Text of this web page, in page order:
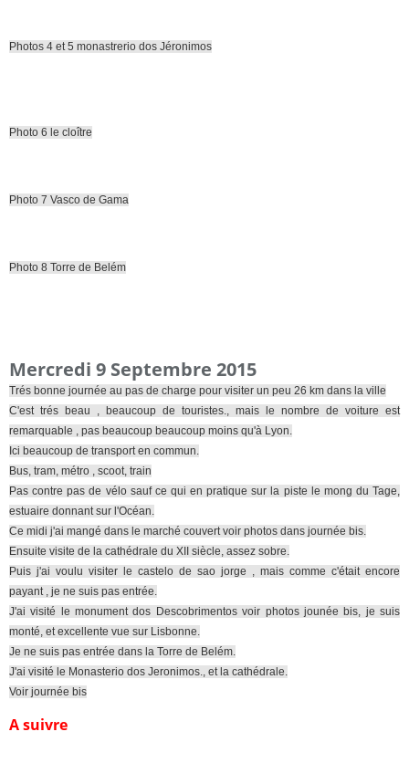
Photos 4 et 5 monastrerio dos Jéronimos
Photo 6 le cloître
Photo 7 Vasco de Gama
Photo 8 Torre de Belém
Mercredi 9 Septembre 2015
Trés bonne journée au pas de charge pour visiter un peu 26 km dans la ville
C'est trés beau , beaucoup de touristes., mais le nombre de voiture est
remarquable , pas beaucoup beaucoup moins qu'à Lyon.
Ici beaucoup de transport en commun.
Bus, tram, métro , scoot, train
Pas contre pas de vélo sauf ce qui en pratique sur la piste le mong du Tage,
estuaire donnant sur l'Océan.
Ce midi j'ai mangé dans le marché couvert voir photos dans journée bis.
Ensuite visite de la cathédrale du XII siècle, assez sobre.
Puis j'ai voulu visiter le castelo de sao jorge , mais comme c'était encore
payant , je ne suis pas entrée.
J'ai visité le monument dos Descobrimentos voir photos jounée bis, je suis
monté, et excellente vue sur Lisbonne.
Je ne suis pas entrée dans la Torre de Belém.
J'ai visité le Monasterio dos Jeronimos., et la cathédrale.
Voir journée bis
A suivre